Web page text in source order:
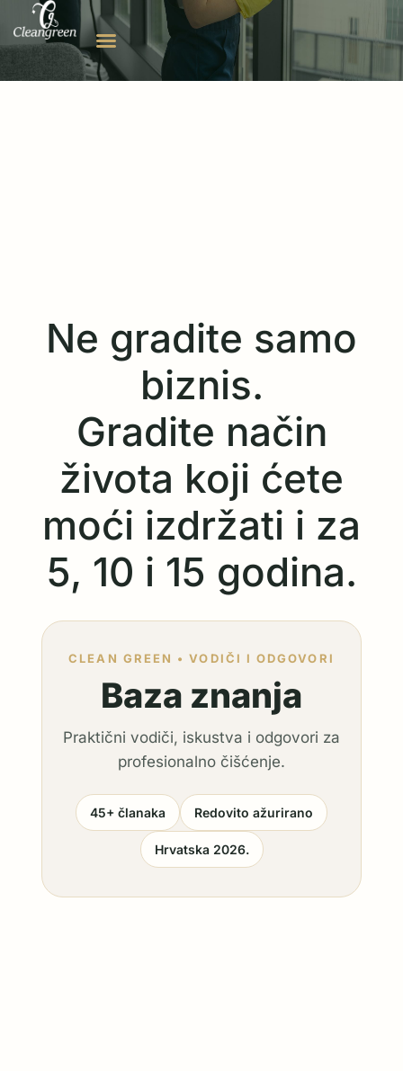
Ne gradite samo
biznis.
Gradite način
života koji ćete
moći izdržati i za
5, 10 i 15 godina.
CLEAN GREEN • VODIČI I ODGOVORI
Baza znanja
Praktični vodiči, iskustva i odgovori za
profesionalno čišćenje.
45+ članaka Redovito ažurirano
Hrvatska 2026.